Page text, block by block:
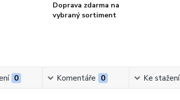
Doprava zdarma na
vybraný sortiment
0 Komentáře 0 Ke stažení